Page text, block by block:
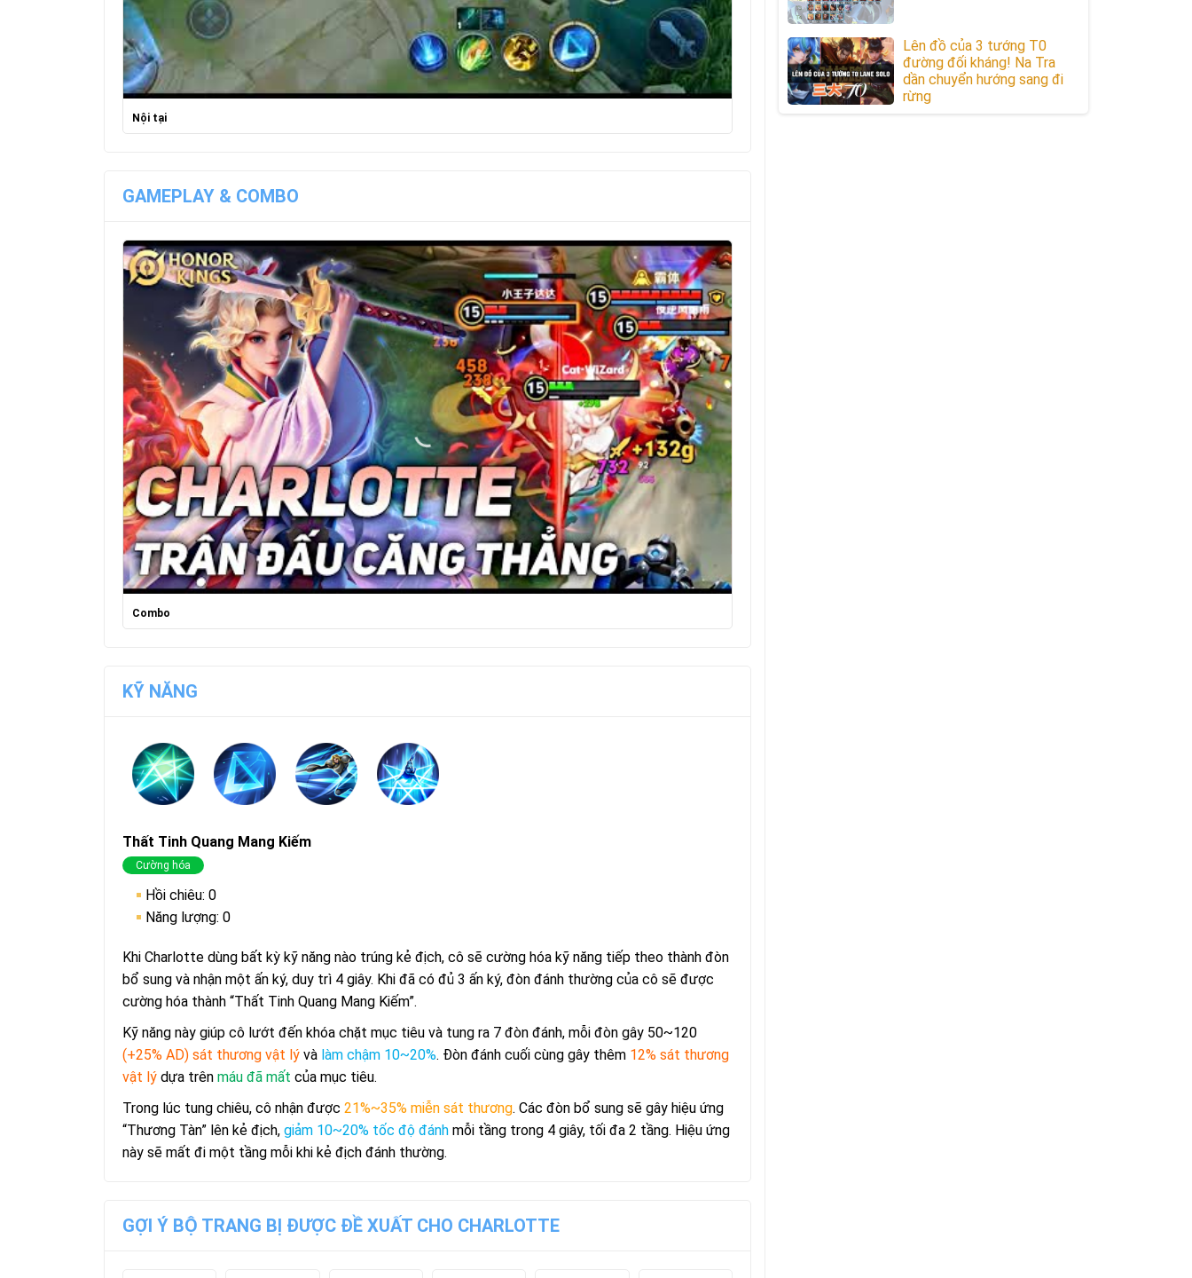
Nội tại Kỹ năng 1
GAMEPLAY & COMBO
Combo
KỸ NĂNG
Thất Tinh Quang Mang Kiếm
Cường hóa
Hồi chiêu: 0
Năng lượng: 0
Khi Charlotte dùng bất kỳ kỹ năng nào trúng kẻ địch, cô sẽ cường hóa kỹ năng tiếp theo thành đòn
bổ sung và nhận một ấn ký, duy trì 4 giây. Khi đã có đủ 3 ấn ký, đòn đánh thường của cô sẽ được
cường hóa thành “Thất Tinh Quang Mang Kiếm”.
Kỹ năng này giúp cô lướt đến khóa chặt mục tiêu và tung ra 7 đòn đánh, mỗi đòn gây 50~120
(+25% AD) sát thương vật lý và làm chậm 10~20%. Đòn đánh cuối cùng gây thêm 12% sát thương
vật lý dựa trên máu đã mất của mục tiêu.
Trong lúc tung chiêu, cô nhận được 21%~35% miễn sát thương. Các đòn bổ sung sẽ gây hiệu ứng
“Thương Tàn” lên kẻ địch, giảm 10~20% tốc độ đánh mỗi tầng trong 4 giây, tối đa 2 tầng. Hiệu ứng
này sẽ mất đi một tầng mỗi khi kẻ địch đánh thường.
GỢI Ý BỘ TRANG BỊ ĐƯỢC ĐỀ XUẤT CHO CHARLOTTE
Lên đồ của 3 tướng T0
đường đối kháng! Na Tra
dần chuyển hướng sang đi
rừng